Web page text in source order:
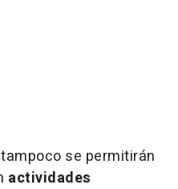
se permitirán
actividades